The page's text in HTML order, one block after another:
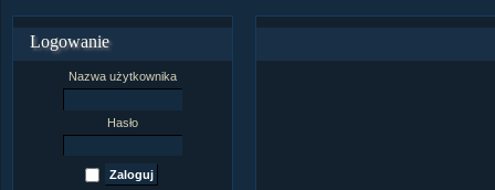
Logowanie
Nazwa użytkownika
Hasło